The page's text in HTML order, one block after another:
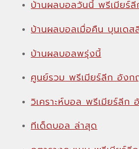
บ้านผลบอลวันนี้ พรีเมียร์
บ้านผลบอลเมื่อคืน บุนเดส
บ้านผลบอลพรุ่งนี้
ศูนย์รวม พรีเมียร์ลีก อังก
วิเคราะห์บอล พรีเมียร์ลีก
ทีเด็ดบอล ล่าสุด